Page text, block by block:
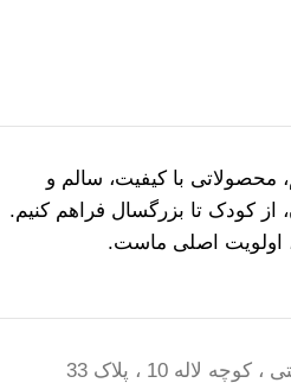
محصولاتی با کیفیت، سالم و
از کودک تا بزرگسال فراهم کنیم.
اولویت اصلی ماست.
10 ، پلاک 33